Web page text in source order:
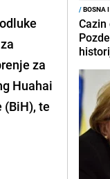
za
Huahai
te
/BOSNA